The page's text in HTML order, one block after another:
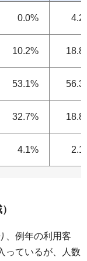
0.0%
10.2%
53.1%
32.7%
4.1%
、例年の利用客
っているが、人数